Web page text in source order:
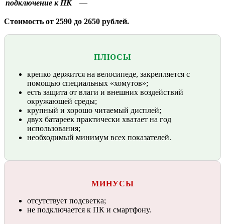
подключение к ПК
—
Стоимость от 2590 до 2650 рублей.
ПЛЮСЫ
крепко держится на велосипеде, закрепляется с
помощью специальных «хомутов»;
есть защита от влаги и внешних воздействий
окружающей среды;
крупный и хорошо читаемый дисплей;
двух батареек практически хватает на год
использования;
необходимый минимум всех показателей.
МИНУСЫ
отсутствует подсветка;
не подключается к ПК и смартфону.